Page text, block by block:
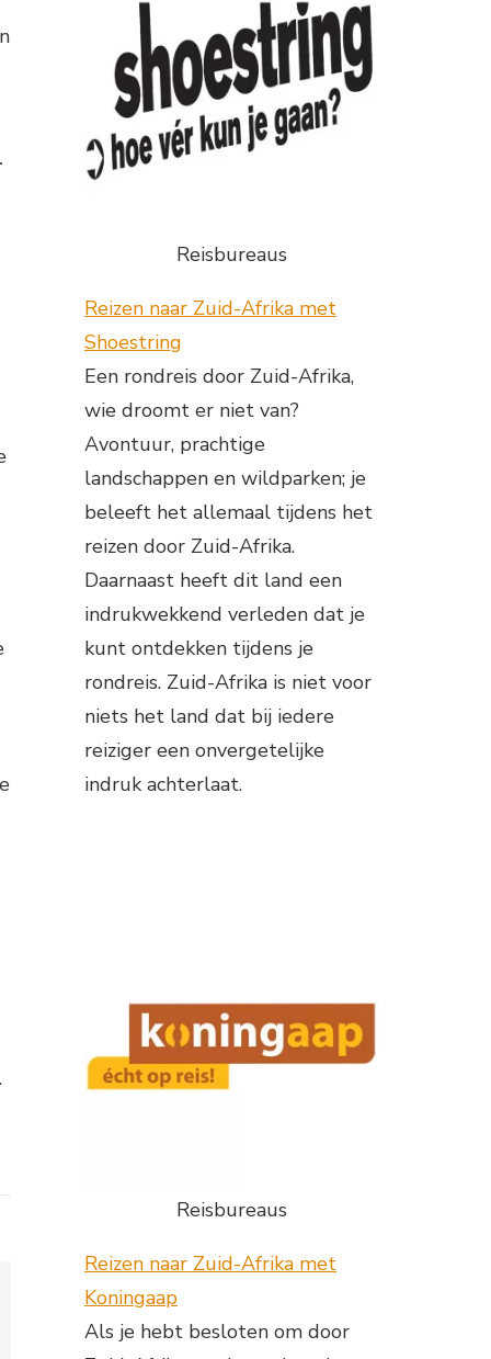
Reisbureaus
Reizen naar Zuid-Afrika met
Shoestring
Een rondreis door Zuid-Afrika,
wie droomt er niet van?
Avontuur, prachtige
landschappen en wildparken; je
beleeft het allemaal tijdens het
reizen door Zuid-Afrika.
Daarnaast heeft dit land een
indrukwekkend verleden dat je
kunt ontdekken tijdens je
rondreis. Zuid-Afrika is niet voor
niets het land dat bij iedere
reiziger een onvergetelijke
indruk achterlaat.
Reisbureaus
Reizen naar Zuid-Afrika met
Koningaap
Als je hebt besloten om door